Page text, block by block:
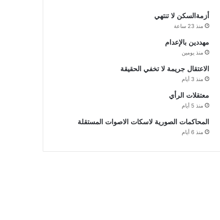
أزمةالسكن لا تنتهي
منذ 23 ساعة
مهددين بالإعدام
منذ يومين
الاعتقال جريمة لا تخفي الحقيقة
منذ 3 أيام
معتقلات الرأي
منذ 5 أيام
المحاكمات الصورية لاسكات الاصوات المستقلة
منذ 6 أيام